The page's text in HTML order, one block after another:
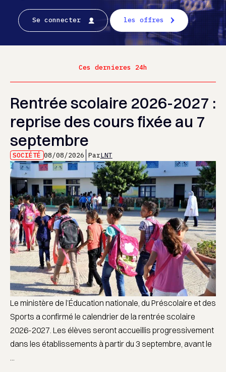
Se connecter les offres
Ces dernieres 24h
Rentrée scolaire 2026-2027 :
reprise des cours fixée au 7
septembre
SOCIÉTÉ 08/08/2026 ParLNT
Le ministère de l’Éducation nationale, du Préscolaire et des
Sports a confirmé le calendrier de la rentrée scolaire
2026-2027. Les élèves seront accueillis progressivement
dans les établissements à partir du 3 septembre, avant le
...